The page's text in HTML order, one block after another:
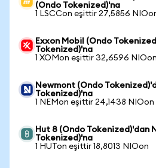
(Ondo Tokenized)'na
1 LSCCon eşittir 27,5856
Exxon Mobil (Ondo
Tokenized)'na
1 XOMon eşittir 32,6596 NIOon
Newmont (Ondo
Tokenized)'na
1 NEMon eşittir 24,1438 NIOon
Hut 8 (Ondo Tokenized)'dan
Tokenized)'na
1 HUTon eşittir 18,8013 NIOon